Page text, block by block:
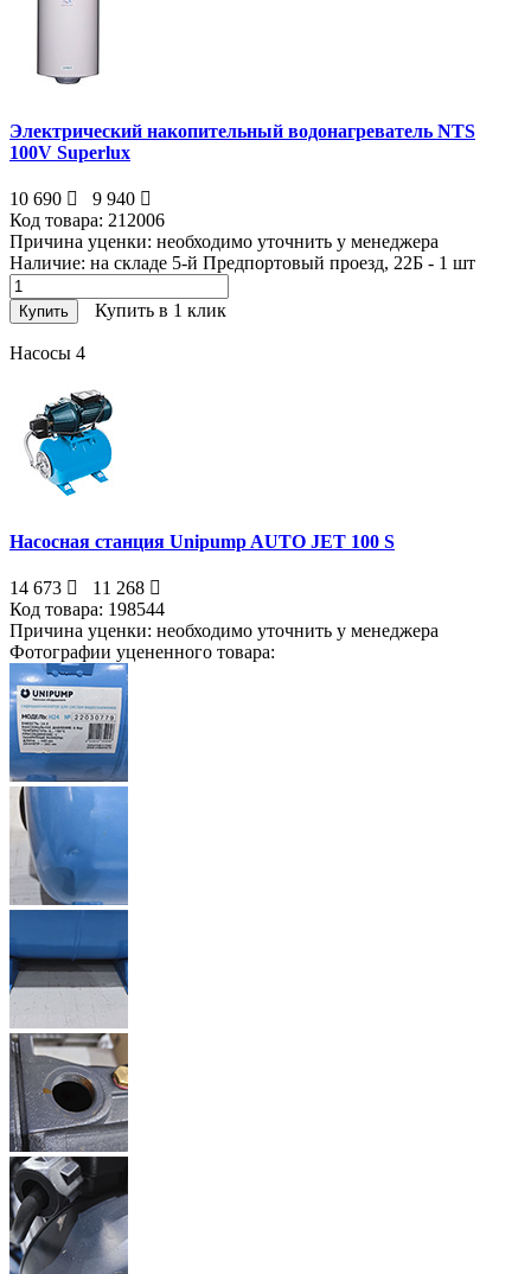
Электрический накопительный водонагреватель NTS
100V Superlux
10 690
9 940
Код товара: 212006
Причина уценки: необходимо уточнить у менеджера
Наличие: на складе 5-й Предпортовый проезд, 22Б - 1 шт
Купить Купить в 1 клик
Насосы 4
Насосная станция Unipump AUTO JET 100 S
14 673
11 268
Код товара: 198544
Причина уценки: необходимо уточнить у менеджера
Фотографии уцененного товара: